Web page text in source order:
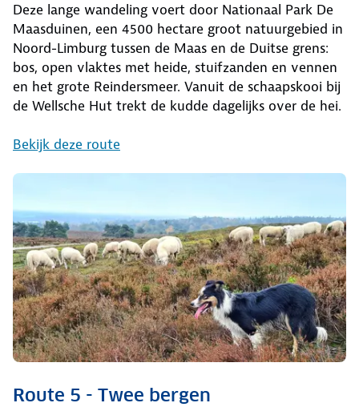
Deze lange wandeling voert door Nationaal Park De
Maasduinen, een 4500 hectare groot natuurgebied in
Noord-Limburg tussen de Maas en de Duitse grens:
bos, open vlaktes met heide, stuifzanden en vennen
en het grote Reindersmeer. Vanuit de schaapskooi bij
de Wellsche Hut trekt de kudde dagelijks over de hei.
Bekijk deze route
Route 5 - Twee bergen